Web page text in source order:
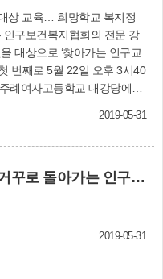
서 열리는 전시회에서 선보인
이다. 복지정책과
상 교육… 희망학교 복지정
대상으로 ‘찾아가는 인구교
례여자고등학교 대강당에서
하면 된다.
2019-05-31
사상인구 PLUS 카드뉴스(5) 거꾸로 돌아가는 인구시계
2019-05-31